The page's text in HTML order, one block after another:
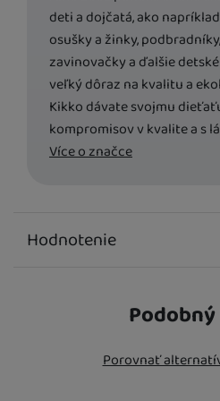
vám mohli zobrazovať vhodný obsah
stránkach, tak aj na stránkach tretích
Little Stars
Cyan
SKLADOM
14,00€
deti a dojčatá, ako
osušky a žinky,
zavinovačky a ďalšie
veľký dôraz na kvalitu a
Kikko dávate svojmu
kompromisov v kvalite a s
Více o značce
Hodnotenie
Porovnať